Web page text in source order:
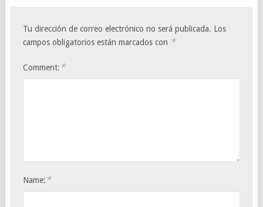
Tu dirección de correo electrónico no será publicada. Los
campos obligatorios están marcados con *
Comment: *
Name: *